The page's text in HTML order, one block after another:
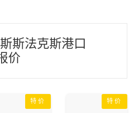
斯法克斯港口
价
特价 特价